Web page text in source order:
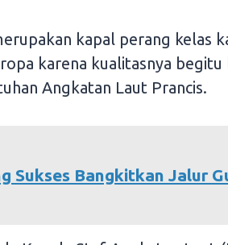
kapal perang kelas
karena kualitasnya begitu
Angkatan Laut Prancis.
Sukses Bangkitkan Jalur